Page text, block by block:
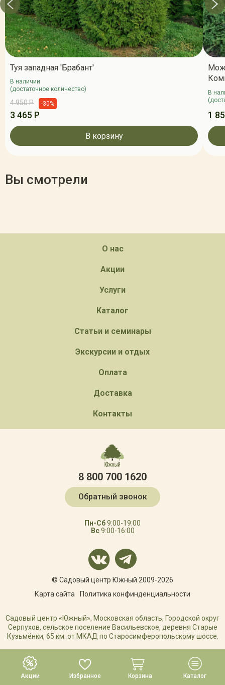
Акции Избранное Корзина Каталог
Туя западная 'Брабант'
В наличии
(достаточное количество)
4 950 Р -30%
3 465 Р
В корзину
В
1
Вы смотрели
О нас
Акции
Услуги
Каталог
Статьи и семинары
Экскурсии и отдых
Оплата
Доставка
Контакты
8 800 700 1620
Обратный звонок
Пн-Сб9:00-19:00
Вс9:00-16:00
© Садовый центр Южный 2009-2026
Карта сайта
Политика конфинденциальности
Садовый центр «Южный», Московская область, Городской округ
Серпухов, сельское поселение Васильевское, деревня Старые
Кузьмёнки, 65 км. от МКАД по Старосимферопольскому шоссе.
РАЗРАБОТКА САЙТА